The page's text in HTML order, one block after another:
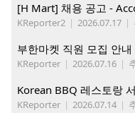
[H Mart] 채용 공고 -
KReporter2 | 2026.07.17 |
부한마켓 직원 모집 안내
KReporter | 2026.07.16 |
KReporter | 2026.07.14 |